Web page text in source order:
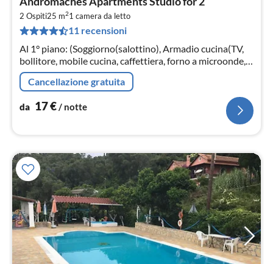
2 Ospiti25 m21 camera da letto
11 recensioni
Al 1° piano: (Soggiorno(salottino), Armadio cucina(TV,
bollitore, mobile cucina, caffettiera, forno a microonde,
frigorifero), Camera da letto(letto matrimoniale)
Cancellazione gratuita
da 17€ / notte